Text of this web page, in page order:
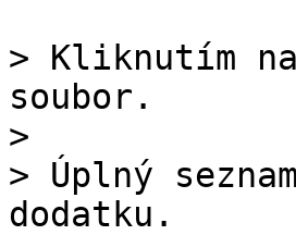
> Kliknutím
soubor.
>
> Úplný
dodatku.